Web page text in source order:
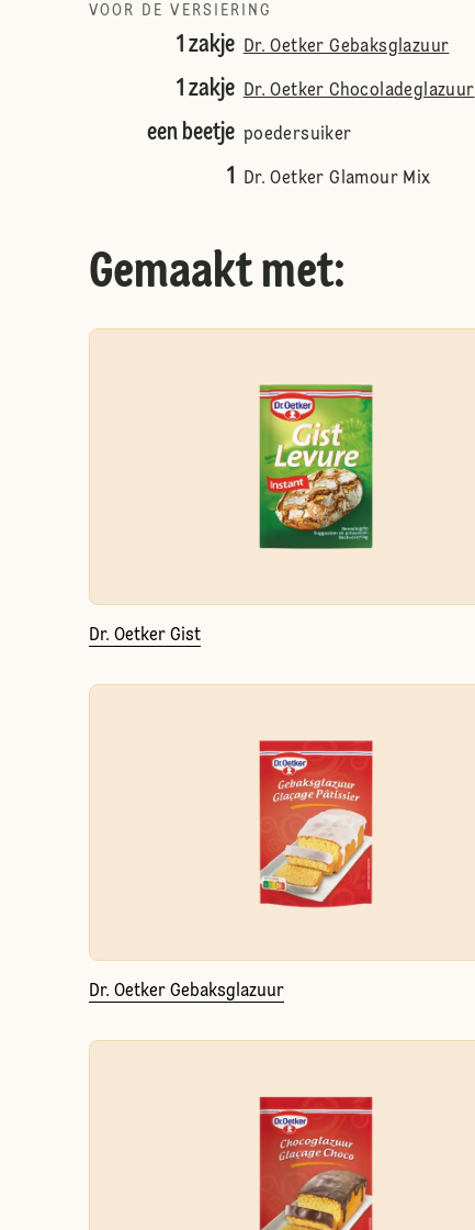
VOOR DE VERSIERING
1 zakje Dr. Oetker Gebaksglazuur
1 zakje Dr. Oetker Chocoladeglazuur
een beetje poedersuiker
1 Dr. Oetker Glamour Mix
Gemaakt met:
Dr. Oetker Gist
Dr. Oetker Gebaksglazuur